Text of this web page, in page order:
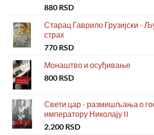
880 RSD
Старац Гаврило Грузијски -
страх
770 RSD
Монаштво и осуђивање
800 RSD
Свети цар - размишљања о
императору Николају II
2.200 RSD